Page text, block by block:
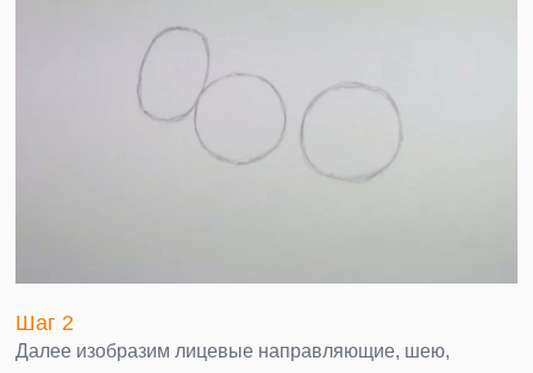
Шаг 2
Далее изобразим лицевые направляющие, шею,